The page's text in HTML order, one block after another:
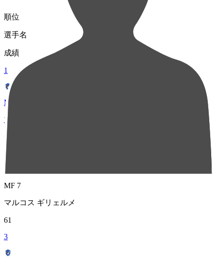
順位
選手名
成績
1
MF 6
マテウス ジェズス
63
2
MF 7
マルコス ギリェルメ
61
3